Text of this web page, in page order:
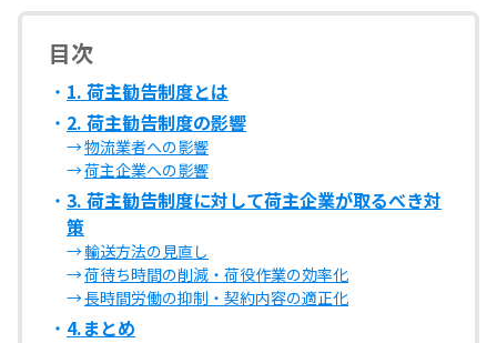
目次
1. 荷主勧告制度とは
2. 荷主勧告制度の影響
物流業者への影響
荷主企業への影響
3. 荷主勧告制度に対して荷主企業が取るべき対
策
輸送方法の見直し
荷待ち時間の削減・荷役作業の効率化
長時間労働の抑制・契約内容の適正化
4.まとめ